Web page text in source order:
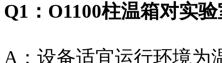
Q1：O1100柱温箱对实
A：设备适宜运行环境